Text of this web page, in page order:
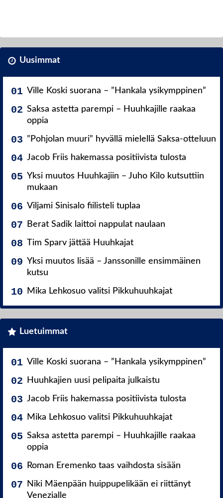
Uusimmat
Ville Koski suorana – ”Hankala ysikymppinen”
Saksa astetta parempi – Huuhkajille raakaa
oppia
”Pohjolan muuri” hyvällä mielellä Saksa-otteluun
Jacob Friis hakemassa positiivista tulosta
Yksi muutos Huuhkajiin – Juho Kilo kutsuttiin
mukaan
Viljami Sinisalo fiilisteli tuplaa
Berat Sadik laittoi nappulat naulaan
Tim Sparv jättää Huuhkajat
Yksi muutos lisää – Janssonille ensimmäinen
kutsu
Mika Lehkosuo valitsi Pikkuhuuhkajat
Luetuimmat
Ville Koski suorana – ”Hankala ysikymppinen”
Huuhkajien uusi pelipaita julkaistu
Jacob Friis hakemassa positiivista tulosta
Mika Lehkosuo valitsi Pikkuhuuhkajat
Saksa astetta parempi – Huuhkajille raakaa
oppia
Roman Eremenko taas vaihdosta sisään
Niki Mäenpään huippupelikään ei riittänyt
Venezialle